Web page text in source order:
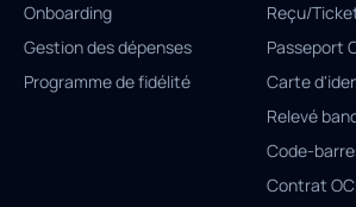
Onboarding
Gestion des dépenses
Programme de fidélité
Reçu/
Passeport
Carte
Relevé
Code-
Contrat